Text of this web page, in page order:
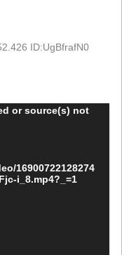
ID:UgBfrafN0
or source(s) not
16900722128274
i_8.mp4?_=1